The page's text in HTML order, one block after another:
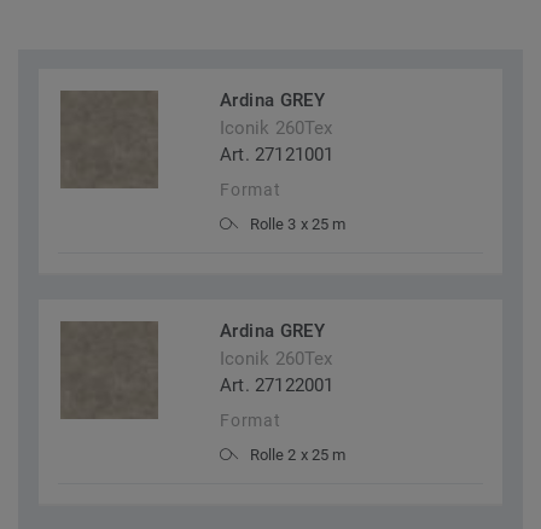
Ardina GREY
Iconik 260Tex
Art. 27121001
Format
Rolle 3 x 25 m
Ardina GREY
Iconik 260Tex
Art. 27122001
Format
Rolle 2 x 25 m